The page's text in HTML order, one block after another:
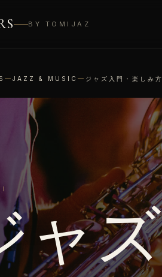
— JAZZ & MUSIC — ジャズ入門・楽しみ方
ャ
BY TOMIJAZ